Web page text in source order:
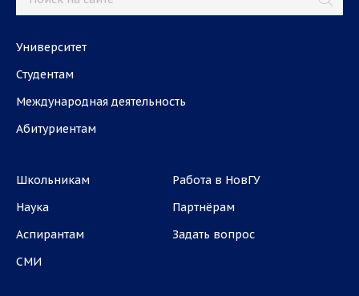
Университет
Студентам
Международная деятельность
Абитуриентам
Школьникам
Наука
Аспирантам
СМИ
Работа в НовГУ
Партнёрам
Задать вопрос